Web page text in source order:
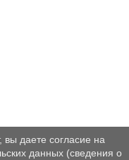
вы даете согласие на
данных (сведения о